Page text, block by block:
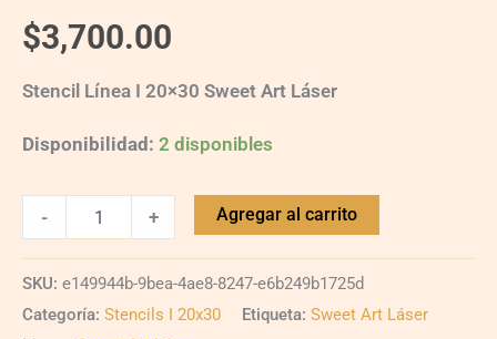
$3,700.00
Stencil Línea I 20×30 Sweet Art Láser
Disponibilidad: 2 disponibles
- + Agregar al carrito
SKU: e149944b-9bea-4ae8-8247-e6b249b1725d
Categoría: Stencils I 20x30 Etiqueta: Sweet Art Láser